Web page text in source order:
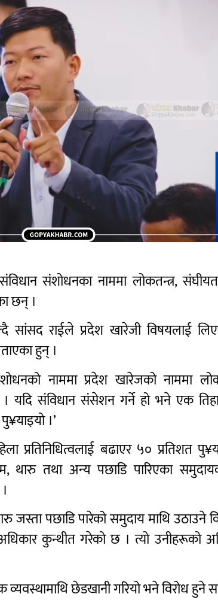
संशोधनका नाममा लोकतन्त्र, संघीयता
छन् ।
सांसद राईले प्रदेश खारेजी विषयलाई
हुन् ।
नाममा प्रदेश खारेजको नाममा
। यदि संविधान संसेशन गर्ने हो भने एक
।’
प्रतिनिधित्वलाई बढाएर ५० प्रतिशत
थारु तथा अन्य पछाडि पारिएका
पछाडि पारेको समुदाय माथि उठाउने
कुन्थीत गरेको छ । त्यो उनीहरूको
छेडखानी गरियो भने विरोध हुने